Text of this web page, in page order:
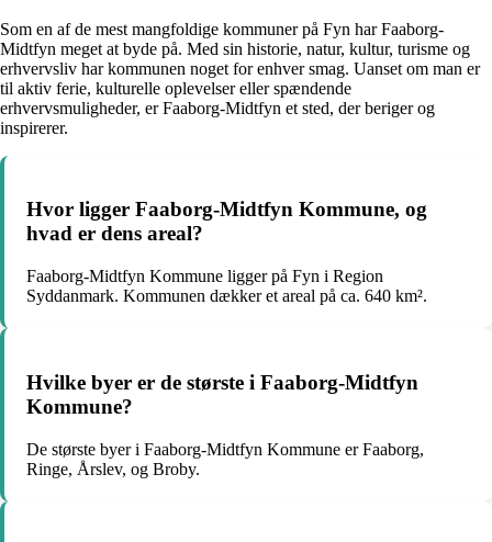
Som en af de mest mangfoldige kommuner på Fyn har Faaborg-
Midtfyn meget at byde på. Med sin historie, natur, kultur, turisme og
erhvervsliv har kommunen noget for enhver smag. Uanset om man er
til aktiv ferie, kulturelle oplevelser eller spændende
erhvervsmuligheder, er Faaborg-Midtfyn et sted, der beriger og
inspirerer.
Hvor ligger Faaborg-Midtfyn Kommune, og
hvad er dens areal?
Faaborg-Midtfyn Kommune ligger på Fyn i Region
Syddanmark. Kommunen dækker et areal på ca. 640 km².
Hvilke byer er de største i Faaborg-Midtfyn
Kommune?
De største byer i Faaborg-Midtfyn Kommune er Faaborg,
Ringe, Årslev, og Broby.